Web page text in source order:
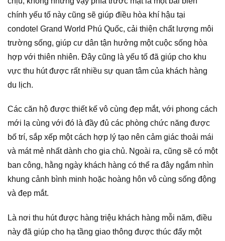
chính yếu tố này cũng sẽ giúp điều hòa khí hậu tại
condotel Grand World Phú Quốc, cải thiện chất lượng môi
trường sống, giúp cư dân tận hưởng một cuộc sống hòa
hợp với thiên nhiên. Đây cũng là yếu tố đã giúp cho khu
vực thu hút được rất nhiều sự quan tâm của khách hàng
du lịch.
Các căn hộ được thiết kế vô cùng đẹp mắt, với phong cách
mới lạ cùng với đó là đầy đủ các phòng chức năng được
bố trí, sắp xếp một cách hợp lý tạo nên cảm giác thoải mái
và mát mẻ nhất dành cho gia chủ. Ngoài ra, cũng sẽ có một
ban công, hằng ngày khách hàng có thể ra đây ngắm nhìn
khung cảnh bình minh hoặc hoàng hôn vô cùng sống động
và đẹp mắt.
Là nơi thu hút được hàng triệu khách hàng mỗi năm, điều
này đã giúp cho hạ tầng giao thông được thúc đẩy một